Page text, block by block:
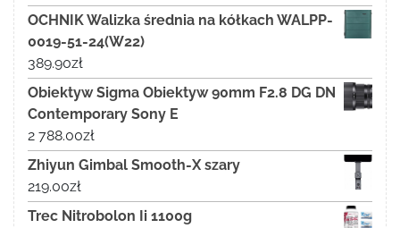
OCHNIK Walizka średnia na kółkach WALPP-
0019-51-24(W22)
389.90zł
Obiektyw Sigma Obiektyw 90mm F2.8 DG DN
Contemporary Sony E
2 788.00zł
Zhiyun Gimbal Smooth-X szary
219.00zł
Trec Nitrobolon Ii 1100g